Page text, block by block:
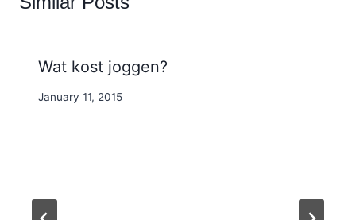
Wat kost joggen?
By
January 11, 2015